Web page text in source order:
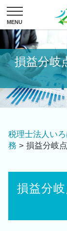
損益分岐
税理士法人い
務 > 損益分岐
損益分